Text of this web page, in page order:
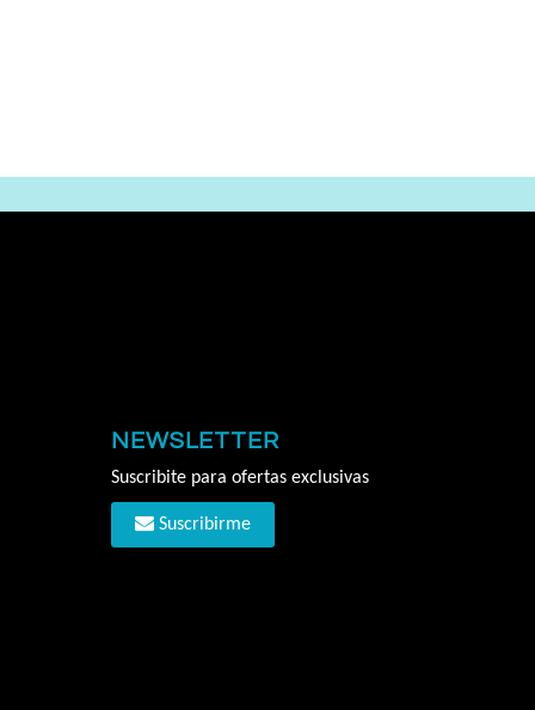
NEWSLETTER
Suscribite para ofertas exclusivas
Suscribirme